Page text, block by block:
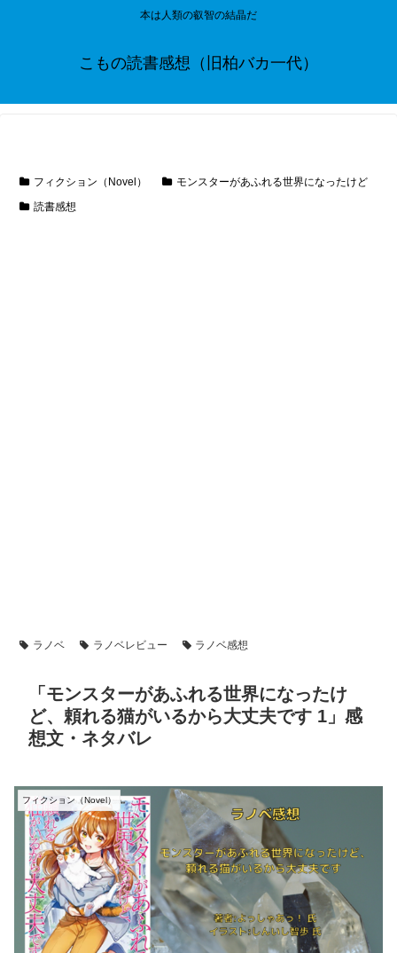
本は人類の叡智の結晶だ
こもの読書感想（旧柏バカ一代）
フィクション（Novel）
モンスターがあふれる世界になったけど
読書感想
ラノベ ラノベレビュー ラノベ感想
「モンスターがあふれる世界になったけ
ど、頼れる猫がいるから大丈夫です 1」感
想文・ネタバレ
フィクション（Novel）